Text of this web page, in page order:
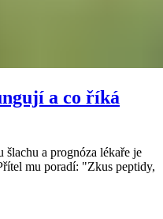
a co říká
a prognóza lékaře je
mu poradí: "Zkus peptidy,